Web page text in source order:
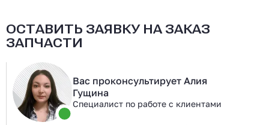
ОСТАВИТЬ ЗАЯВКУ НА ЗАКАЗ
ЗАПЧАСТИ
Вас проконсультирует Алия
Гущина
Специалист по работе с клиентами